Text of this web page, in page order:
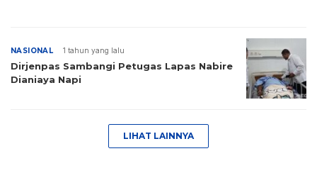
NASIONAL 1 tahun yang lalu
Dirjenpas Sambangi Petugas Lapas Nabire
Dianiaya Napi
LIHAT LAINNYA